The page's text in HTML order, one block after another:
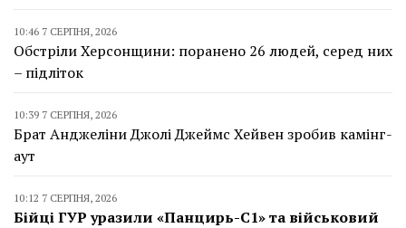
10:46 7 СЕРПНЯ, 2026
Обстріли Херсонщини: поранено 26 людей, серед них
– підліток
10:39 7 СЕРПНЯ, 2026
Брат Анджеліни Джолі Джеймс Хейвен зробив камінг-
аут
10:12 7 СЕРПНЯ, 2026
Бійці ГУР уразили «Панцирь-С1» та військовий